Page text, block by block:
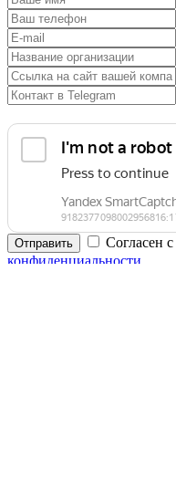
Отправить Согласен с
конфиденциальности